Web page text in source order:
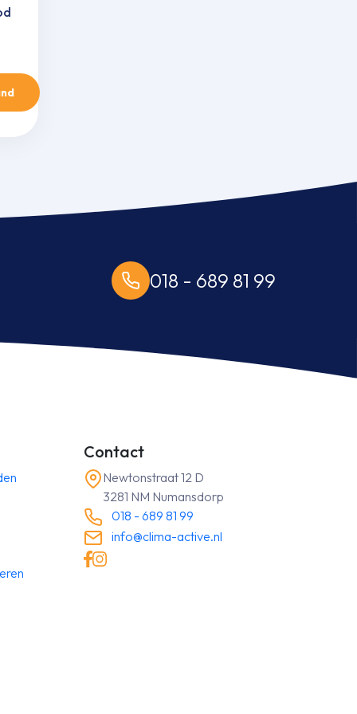
018 - 689 81 99
Contact
Newtonstraat 12 D
3281 NM Numansdorp
018 - 689 81 99
info@clima-active.nl